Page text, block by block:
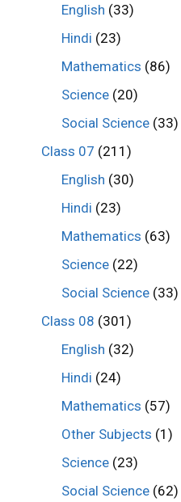
English (33)
Hindi (23)
Mathematics (86)
Science (20)
Social Science (33)
Class 07 (211)
English (30)
Hindi (23)
Mathematics (63)
Science (22)
Social Science (33)
Class 08 (301)
English (32)
Hindi (24)
Mathematics (57)
Other Subjects (1)
Science (23)
Social Science (62)